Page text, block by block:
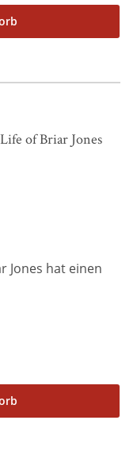
of Briar Jones
Jones hat einen